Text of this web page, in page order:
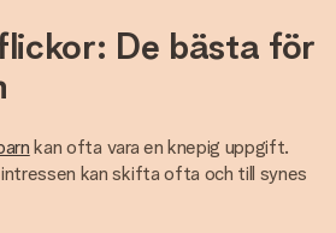
De bästa för
kan ofta vara en knepig uppgift.
kan skifta ofta och till synes